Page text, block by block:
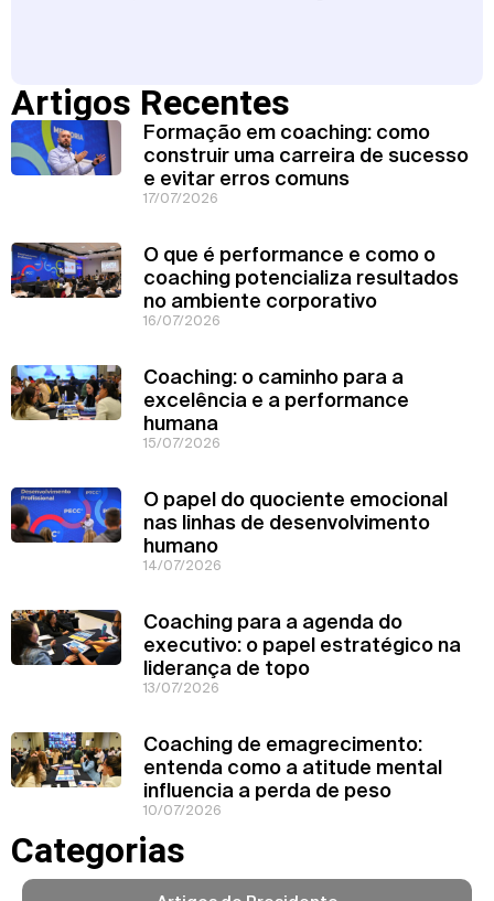
Artigos Recentes
Formação em coaching: como
construir uma carreira de sucesso
e evitar erros comuns
17/07/2026
O que é performance e como o
coaching potencializa resultados
no ambiente corporativo
16/07/2026
Coaching: o caminho para a
excelência e a performance
humana
15/07/2026
O papel do quociente emocional
nas linhas de desenvolvimento
humano
14/07/2026
Coaching para a agenda do
executivo: o papel estratégico na
liderança de topo
13/07/2026
Coaching de emagrecimento:
entenda como a atitude mental
influencia a perda de peso
10/07/2026
Categorias